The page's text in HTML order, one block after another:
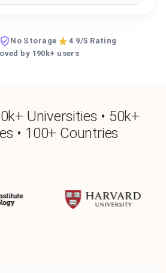
No Storage
4.9/5 Rating
by 190k+ users
Universities • 50k+
• 100+ Countries